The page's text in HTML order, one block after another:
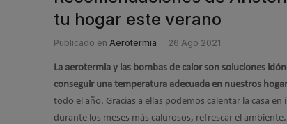
tu hogar este verano
Publicado en Aerotermia 26 Ago 2021
La aerotermia y las bombas de calor son soluciones
conseguir una temperatura adecuada en nuestros
todo el año. Gracias a ellas podemos calentar la casa en
durante los meses más calurosos, refrescar el ambiente.